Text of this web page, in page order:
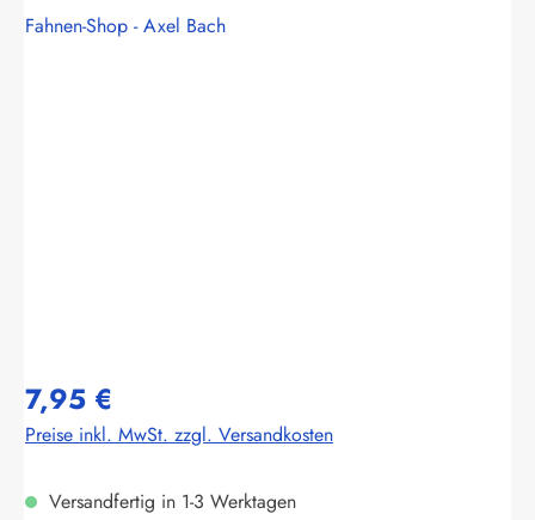
Fahnen-Shop - Axel Bach
7,95 €
Preise inkl. MwSt. zzgl. Versandkosten
Versandfertig in 1-3 Werktagen